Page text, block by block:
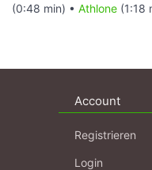
(0:48 min) • Athlone (1:18
Account
Registrieren
Login